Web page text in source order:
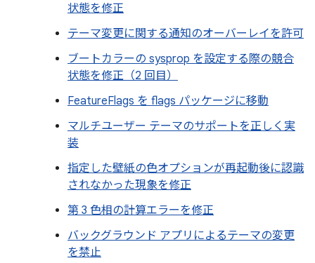
状態を修正
テーマ変更に関する通知のオーバーレイを許可
ブートカラーの sysprop を設定する際の競合
状態を修正（2 回目）
FeatureFlags を flags パッケージに移動
マルチユーザー テーマのサポートを正しく実
装
指定した壁紙の色オプションが再起動後に認識
されなかった現象を修正
第 3 色相の計算エラーを修正
バックグラウンド アプリによるテーマの変更
を禁止